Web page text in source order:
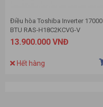
Điều hòa Toshiba Inverter 17000
BTU RAS-H18C2KCVG-V
13.900.000 VNĐ
Hết hàng